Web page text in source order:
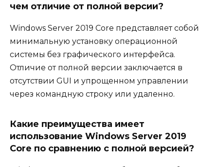
чем отличие от полной версии?
Windows Server 2019 Core представляет собой
минимальную установку операционной
системы без графического интерфейса.
Отличие от полной версии заключается в
отсутствии GUI и упрощенном управлении
через командную строку или удаленно.
Какие преимущества имеет
использование Windows Server 2019
Core по сравнению с полной версией?